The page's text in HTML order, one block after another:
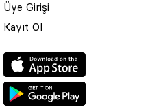
Üye Girişi
Kayıt Ol